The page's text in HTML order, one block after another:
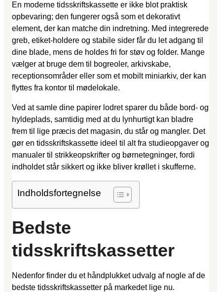
En moderne tidsskriftskassette er ikke blot praktisk
opbevaring; den fungerer også som et dekorativt
element, der kan matche din indretning. Med integrerede
greb, etiket-holdere og stabile sider får du let adgang til
dine blade, mens de holdes fri for støv og folder. Mange
vælger at bruge dem til bogreoler, arkivskabe,
receptionsområder eller som et mobilt miniarkiv, der kan
flyttes fra kontor til mødelokale.
Ved at samle dine papirer lodret sparer du både bord- og
hyldeplads, samtidig med at du lynhurtigt kan bladre
frem til lige præcis det magasin, du står og mangler. Det
gør en tidsskriftskassette ideel til alt fra studieopgaver og
manualer til strikkeopskrifter og børnetegninger, fordi
indholdet står sikkert og ikke bliver krøllet i skufferne.
Indholdsfortegnelse
Bedste
tidsskriftskassetter
Nedenfor finder du et håndplukket udvalg af nogle af de
bedste tidsskriftskassetter på markedet lige nu.